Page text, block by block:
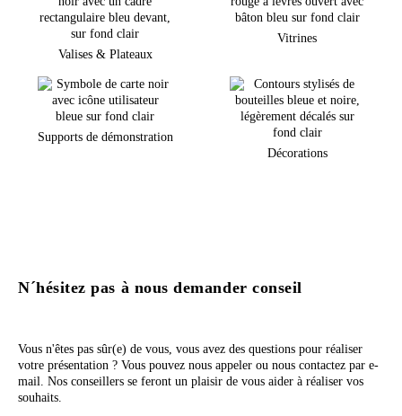
Valises & Plateaux
Vitrines
Supports de démonstration
Décorations
N´hésitez pas à nous demander conseil
Vous n'êtes pas sûr(e) de vous, vous avez des questions pour réaliser
votre présentation ? Vous pouvez nous appeler ou nous contactez par e-
mail. Nos conseillers se feront un plaisir de vous aider à réaliser vos
souhaits.